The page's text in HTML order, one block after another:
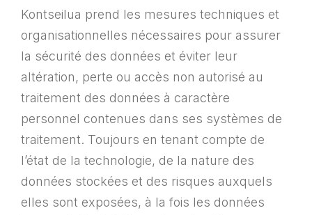
Kontseilua prend les mesures techniques et
organisationnelles nécessaires pour assurer
la sécurité des données et éviter leur
altération, perte ou accès non autorisé au
traitement des données à caractère
personnel contenues dans ses systèmes de
traitement. Toujours en tenant compte de
l’état de la technologie, de la nature des
données stockées et des risques auxquels
elles sont exposées, à la fois les données